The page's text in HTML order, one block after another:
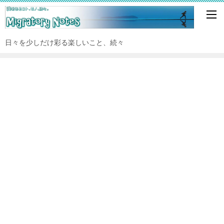
日々を少しだけ彩る楽しいこと、続々